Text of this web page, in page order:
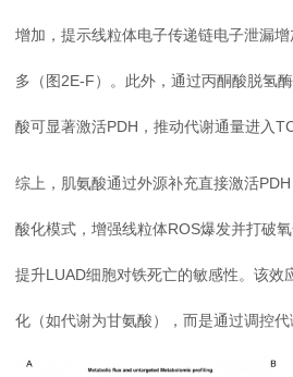
增加，提示线粒体电子传递链电子泄漏
多（图2E-F）。此外，通过丙酮酸脱氢
酸可显著激活PDH，推动代谢通量进入
综上，肌氨酸通过外源补充直接激活
酸化模式，增强线粒体ROS爆发并打破
提升LUAD细胞对铁死亡的敏感性。该效
化（如代谢为甘氨酸），而是通过调控代